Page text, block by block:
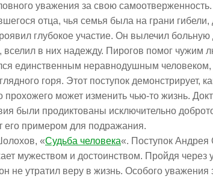
уважения за свою
отца, чья семья была на грани
глубокое участие. Он вылечил больную
вселил в них надежду. Пирогов помог чужим
единственным неравнодушным
горя. Этот поступок демонстрирует,
прохожего может изменить чью-то жизнь.
были продиктованы исключительно
его примером для подражания.
«Судьба человека«. Поступок Андрея
мужеством и достоинством. Пройдя
не утратил веру в жизнь. Особого